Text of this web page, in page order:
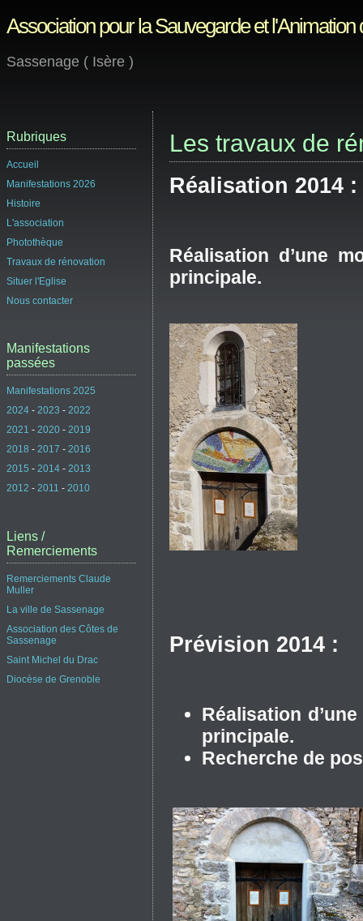
Association pour la Sauvegarde et
Sassenage ( Isère )
Les travaux de
Réalisation 2014 :
Réalisation d’une
principale.
Prévision 2014 :
Réalisation
principale.
Recherche de
Rubriques
Accueil
Manifestations 2026
Histoire
L'association
Photothèque
Travaux de rénovation
Situer l'Eglise
Nous contacter
Manifestations
passées
Manifestations 2025
2024 - 2023 - 2022
2021 - 2020 - 2019
2018 - 2017 - 2016
2015 - 2014 - 2013
2012 - 2011 - 2010
Liens /
Remerciements
Remerciements Claude
Muller
La ville de Sassenage
Association des Côtes de
Sassenage
Saint Michel du Drac
Diocèse de Grenoble